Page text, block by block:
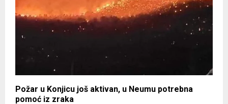
Požar u Konjicu još aktivan, u Neumu potrebna
pomoć iz zraka